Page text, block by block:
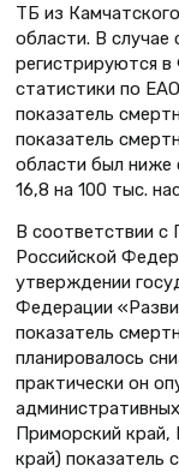
ТБ из
области. В случае
регистрируются
статистики по
показатель
показатель
области был ниже
16,8 на 100 тыс.
В соответствии с
Российской
утверждении
Федерации
показатель
планировалось
практически он
Приморский край,
край) показатель